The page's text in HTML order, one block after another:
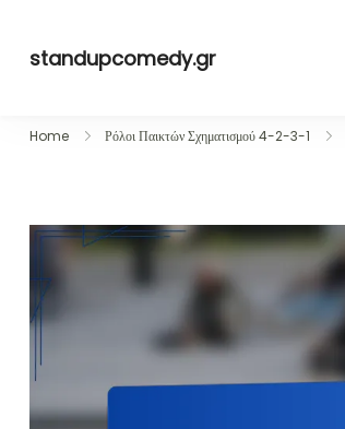
standupcomedy.gr
Home Ρόλοι Παικτών Σχηματισμού 4-2-3-1